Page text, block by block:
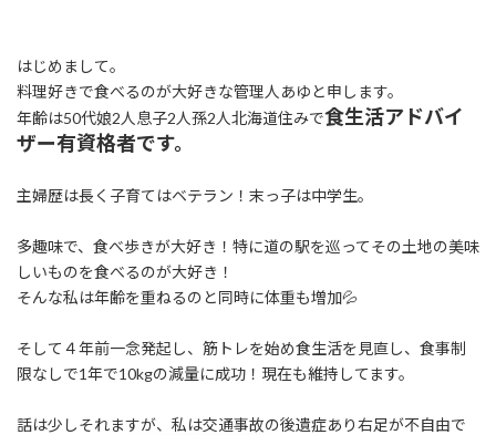
はじめまして。
料理好きで食べるのが大好きな管理人あゆと申します。
年齢は50代娘2人息子2人孫2人北海道住みで食生活アドバイ
ザー有資格者です。
主婦歴は長く子育てはベテラン！末っ子は中学生。
多趣味で、食べ歩きが大好き！特に道の駅を巡ってその土地の美味
しいものを食べるのが大好き！
そんな私は年齢を重ねるのと同時に体重も増加💦
そして４年前一念発起し、筋トレを始め食生活を見直し、食事制
限なしで1年で10kgの減量に成功！現在も維持してます。
話は少しそれますが、私は交通事故の後遺症あり右足が不自由で